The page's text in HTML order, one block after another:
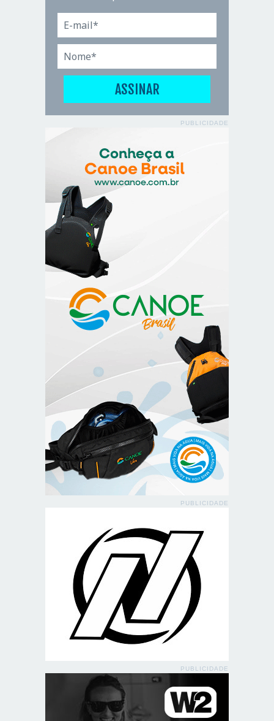
PUBLICIDADE
PUBLICIDADE
PUBLICIDADE